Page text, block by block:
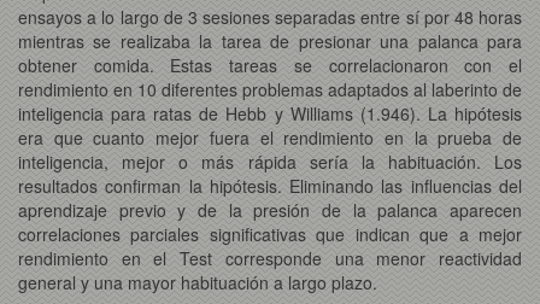
ensayos a lo largo de 3 sesiones separadas entre sí por 48 horas
mientras se realizaba la tarea de presionar una palanca para
obtener comida. Estas tareas se correlacionaron con el
rendimiento en 10 diferentes problemas adaptados al laberinto de
inteligencia para ratas de Hebb y Williams (1.946). La hipótesis
era que cuanto mejor fuera el rendimiento en la prueba de
inteligencia, mejor o más rápida sería la habituación. Los
resultados confirman la hipótesis. Eliminando las influencias del
aprendizaje previo y de la presión de la palanca aparecen
correlaciones parciales significativas que indican que a mejor
rendimiento en el Test corresponde una menor reactividad
general y una mayor habituación a largo plazo.